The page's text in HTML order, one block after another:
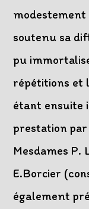
soutenu sa
pu
répétitions et
étant ensuite
prestation
Mesdames P.
E.Borcier
également